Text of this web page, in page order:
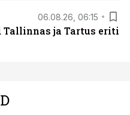
06.08.26, 06:15
ja Tartus eriti